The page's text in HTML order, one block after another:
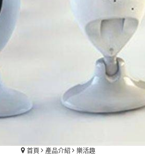
首頁 產品介紹 樂活趣